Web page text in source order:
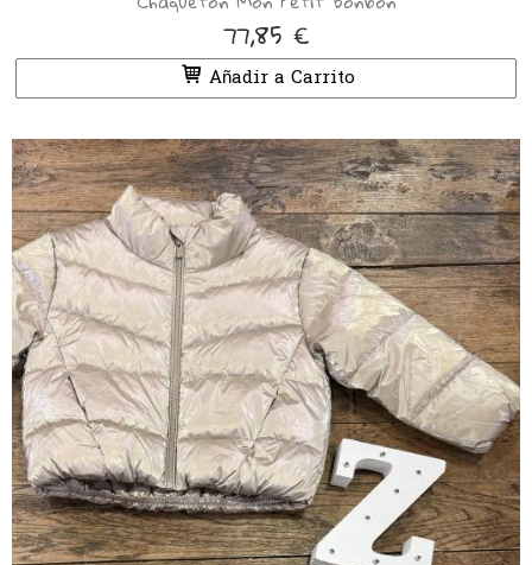
77,85 €
Añadir a Carrito